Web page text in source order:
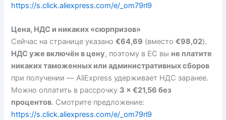
https://s.click.aliexpress.com/e/_om79rl9
Цена, НДС и никаких «сюрпризов»
Сейчас на странице указано€64,69 (вместо€98,02).
НДС уже включён в цену, поэтому в ЕС вы не платите
никаких таможенных или административных сборов
при получении — AliExpress удерживает НДС заранее.
Можно оплатить в рассрочку 3 × €21,56 без
процентов. Смотрите предложение:
https://s.click.aliexpress.com/e/_om79rl9